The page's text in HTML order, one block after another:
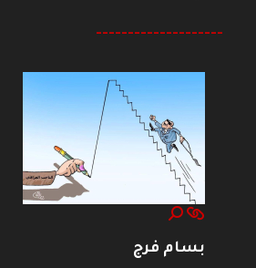
--------------------
بسام فرج